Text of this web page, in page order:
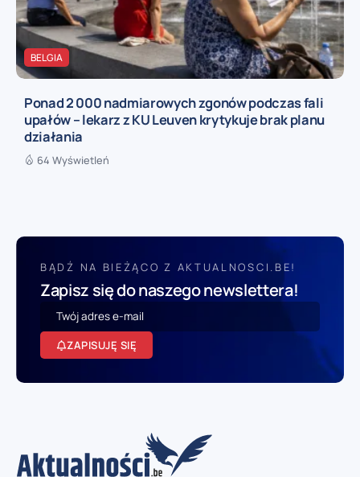
BELGIA
Ponad 2 000 nadmiarowych zgonów podczas fali
upałów – lekarz z KU Leuven krytykuje brak planu
działania
64 Wyświetleń
BĄDŹ NA BIEŻĄCO Z AKTUALNOSCI.BE!
Zapisz się do naszego newslettera!
ZAPISUJĘ SIĘ